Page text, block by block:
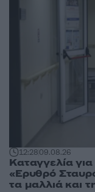
12:2809.08.26
Καταγγελία
«Ερυθρό
τα μαλλιά και